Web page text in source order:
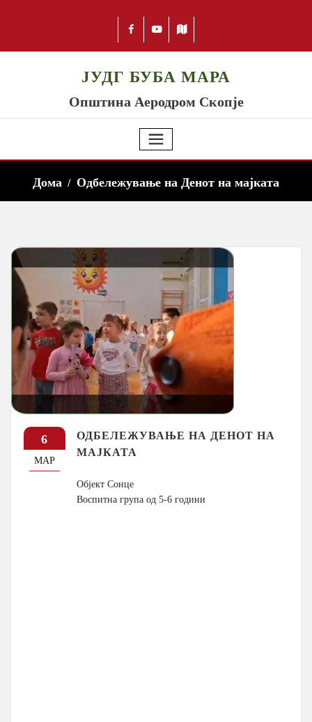
ЈУДГ БУБА МАРА
Општина Аеродром Скопје
Дома Одбележување на Денот на мајката
6
МАР
ОДБЕЛЕЖУВАЊЕ НА ДЕНОТ НА
МАЈКАТА
Објект Сонце
Воспитна група од 5-6 години